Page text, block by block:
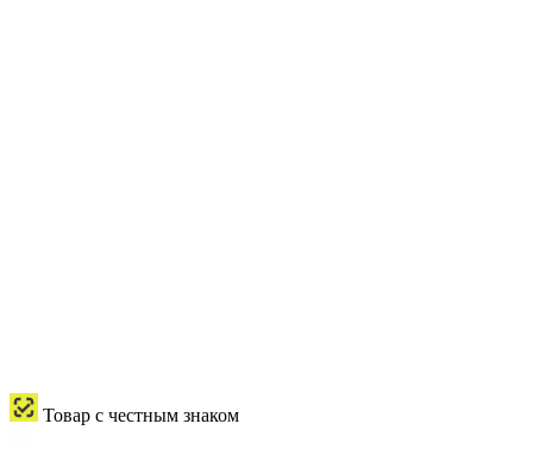
Товар с честным знаком